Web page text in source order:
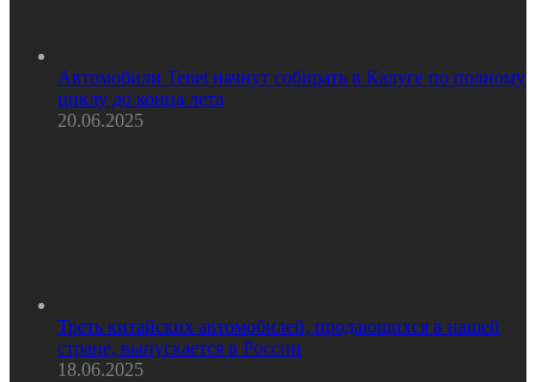
Автомобили Tenet начнут собирать в Калуге по полному
циклу до конца лета
20.06.2025
Треть китайских автомобилей, продающихся в нашей
стране, выпускается в России
18.06.2025